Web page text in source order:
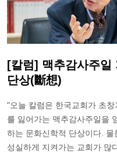
[칼럼] 맥추감사주일
단상(斷想)
"오늘 칼럼은 한국교회가 초
를 잃어가는 맥추감사주일을
하는 문화신학적 단상이다.
성실하게 지켜가는 교회가 많